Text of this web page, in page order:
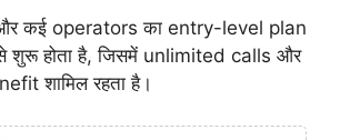
कई operators का entry-level plan
शुरू होता है, जिसमें unlimited calls और
शामिल रहता है।